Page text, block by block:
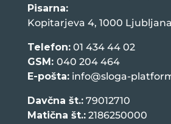
Pisarna:
Kopitarjeva 4, 1000 Ljubljana
Telefon:01 434 44 02
GSM: 040 204 464
E-pošta: info@sloga-
Davčna št.:79012710
Matična št.:2186250000